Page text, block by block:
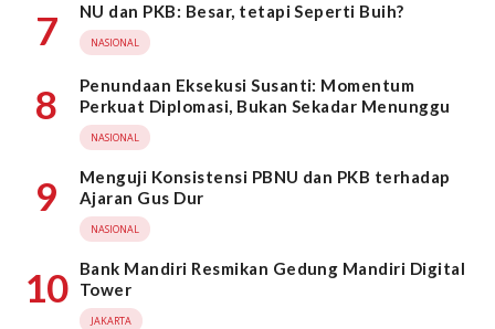
7 NU dan PKB: Besar, tetapi Seperti Buih?
NASIONAL
8
Penundaan Eksekusi Susanti: Momentum
Perkuat Diplomasi, Bukan Sekadar Menunggu
NASIONAL
9
Menguji Konsistensi PBNU dan PKB terhadap
Ajaran Gus Dur
NASIONAL
10
Bank Mandiri Resmikan Gedung Mandiri Digital
Tower
JAKARTA